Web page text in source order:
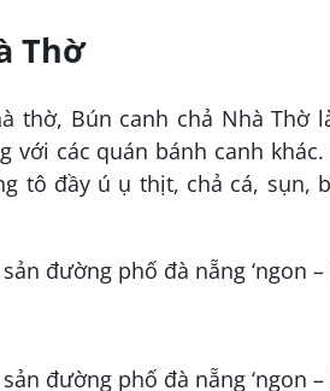
Thờ
thờ, Bún canh chả Nhà Thờ
với các quán bánh canh
tô đầy ú ụ thịt, chả cá, sụn,